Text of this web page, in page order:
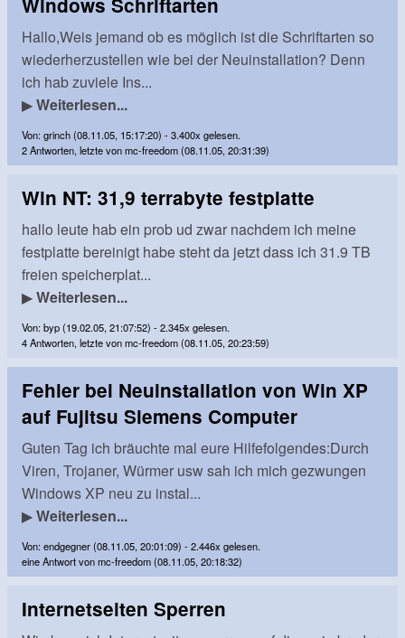
Hallo,Weis jemand ob es möglich ist die Schriftarten so
wiederherzustellen wie bei der Neuinstallation? Denn
ich hab zuviele Ins...
▶Weiterlesen...
Von: grinch (08.11.05, 15:17:20) - 3.400x gelesen.
2 Antworten, letzte von mc-freedom (08.11.05, 20:31:39)
Win NT: 31,9 terrabyte festplatte
hallo leute hab ein prob ud zwar nachdem ich meine
festplatte bereinigt habe steht da jetzt dass ich 31.9 TB
freien speicherplat...
▶Weiterlesen...
Von: byp (19.02.05, 21:07:52) - 2.345x gelesen.
4 Antworten, letzte von mc-freedom (08.11.05, 20:23:59)
Fehler bei Neuinstallation von Win XP
auf Fujitsu Siemens Computer
Guten Tag ich bräuchte mal eure Hilfefolgendes:Durch
Viren, Trojaner, Würmer usw sah ich mich gezwungen
Windows XP neu zu instal...
▶Weiterlesen...
Von: endgegner (08.11.05, 20:01:09) - 2.446x gelesen.
eine Antwort von mc-freedom (08.11.05, 20:18:32)
Internetseiten Sperren